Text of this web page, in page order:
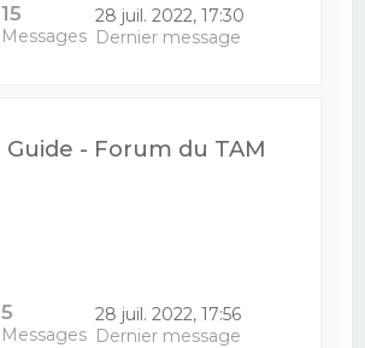
15
Messages
28 juil. 2022, 17:30
Dernier message
Guide - Forum du TAM
5
Messages
28 juil. 2022, 17:56
Dernier message